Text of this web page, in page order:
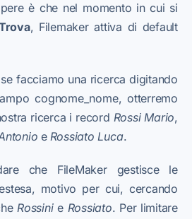
è che nel momento in cui si
, Filemaker attiva di default
facciamo una ricerca digitando
cognome_nome, otterremo
ricerca i record RossiMario,
e Rossiato Luca.
che FileMaker gestisce le
motivo per cui, cercando
Rossinie Rossiato. Per limitare